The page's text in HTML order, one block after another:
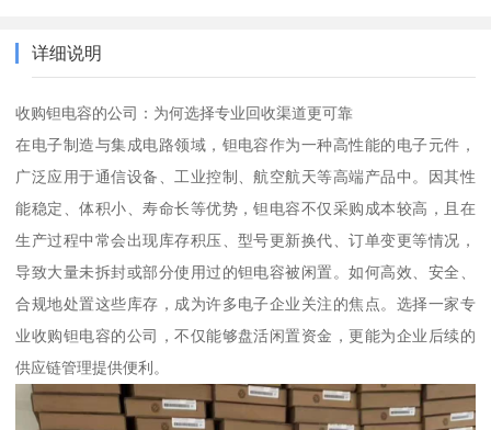
详细说明
收购钽电容的公司：为何选择专业回收渠道更可靠
在电子制造与集成电路领域，钽电容作为一种高性能的电子元件，
广泛应用于通信设备、工业控制、航空航天等高端产品中。因其性
能稳定、体积小、寿命长等优势，钽电容不仅采购成本较高，且在
生产过程中常会出现库存积压、型号更新换代、订单变更等情况，
导致大量未拆封或部分使用过的钽电容被闲置。如何高效、安全、
合规地处置这些库存，成为许多电子企业关注的焦点。选择一家专
业收购钽电容的公司，不仅能够盘活闲置资金，更能为企业后续的
供应链管理提供便利。